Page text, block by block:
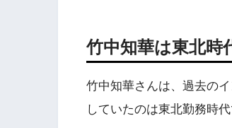
竹中知華は東北時
竹中知華さんは、過去の
していたのは東北勤務時